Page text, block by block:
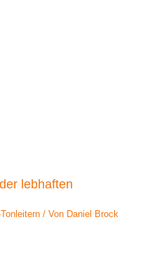
lebhaften
Tonleitern/ Von Daniel Brock